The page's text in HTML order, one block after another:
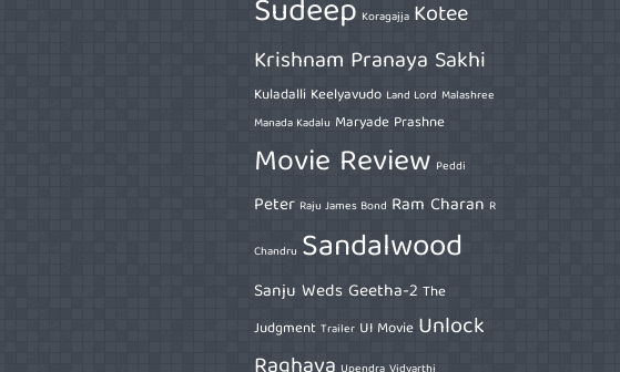
Sudeep Koragajja Kotee
Krishnam Pranaya Sakhi
Kuladalli Keelyavudo Land Lord Malashree
Manada Kadalu Maryade Prashne
Movie Review Peddi
Peter Raju James Bond Ram Charan R
Chandru Sandalwood
Sanju Weds Geetha-2 The
Judgment Trailer UI Movie Unlock